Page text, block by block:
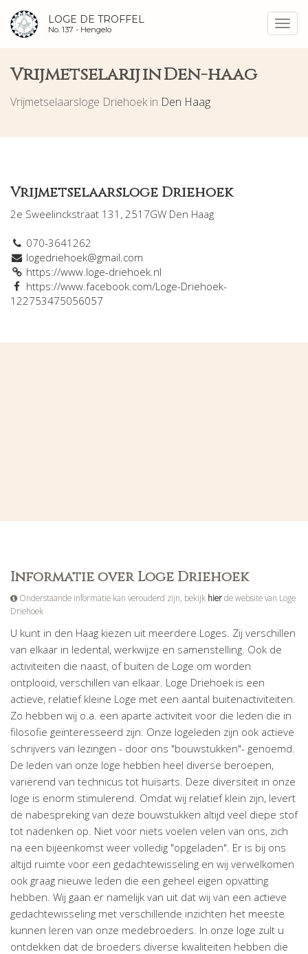
LOGE DE TROFFEL
No. 137 - Hengelo
Vrijmetselarij in Den-haag
Vrijmetselaarsloge Driehoek in Den Haag
Vrijmetselaarsloge Driehoek
2e Sweelinckstraat 131, 2517GW Den Haag
070-3641262
logedriehoek@gmail.com
https://www.loge-driehoek.nl
https://www.facebook.com/Loge-Driehoek-
122753475056057
Informatie over Loge Driehoek
Onderstaande informatie kan verouderd zijn, bekijk hierde website van Loge
Driehoek
U kunt in den Haag kiezen uit meerdere Loges. Zij verschillen
van elkaar in ledental, werkwijze en samenstelling. Ook de
activiteiten die naast, of buiten de Loge om worden
ontplooid, verschillen van elkaar. Loge Driehoek is een
actieve, relatief kleine Loge met een aantal buitenactiviteiten.
Zo hebben wij o.a. een aparte activiteit voor die leden die in
filosofie geïnteresseerd zijn. Onze logeleden zijn ook actieve
schrijvers van lezingen - door ons "bouwstukken"- genoemd.
De leden van onze loge hebben heel diverse beroepen,
variërend van technicus tot huisarts. Deze diversiteit in onze
loge is enorm stimulerend. Omdat wij relatief klein zijn, levert
de nabespreking van deze bouwstukken altijd veel diepe stof
tot nadenken op. Niet voor niets voelen velen van ons, zich
na een bijeenkomst weer volledig "opgeladen". Er is bij ons
altijd ruimte voor een gedachtewisseling en wij verwelkomen
ook graag nieuwe leden die een geheel eigen opvatting
hebben. Wij gaan er namelijk van uit dat wij van een actieve
gedachtewisseling met verschillende inzichten het meeste
kunnen leren van onze medebroeders. In onze loge zult u
ontdekken dat de broeders diverse kwaliteiten hebben die